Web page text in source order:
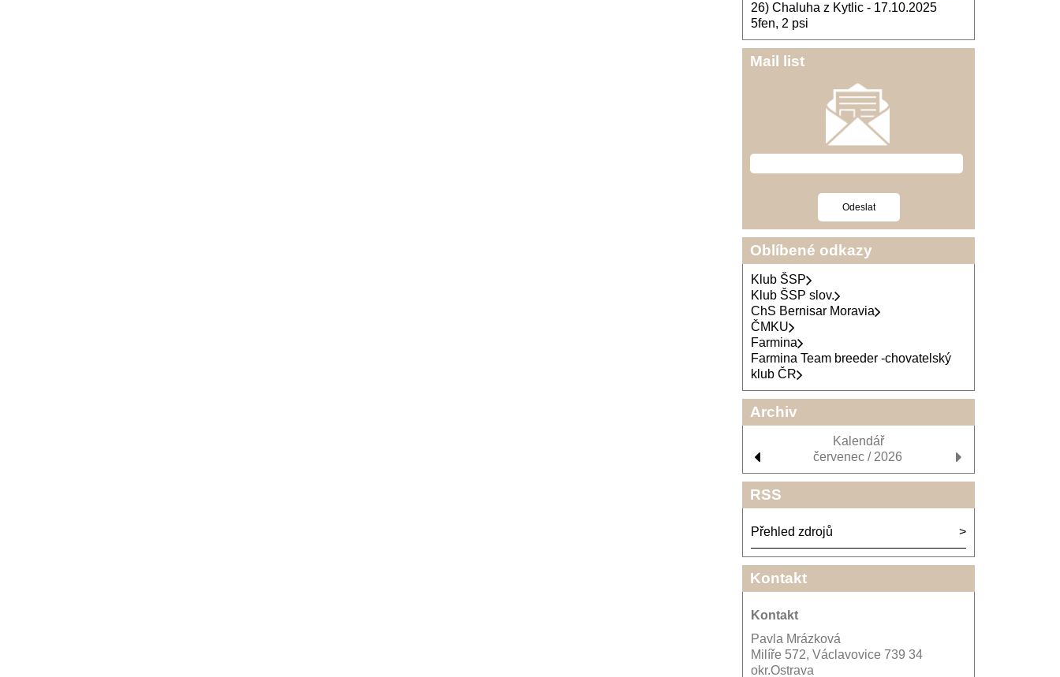
26) Chaluha z Kytlic - 17.10.2025
5fen, 2 psi
Mail list
Oblíbené odkazy
Klub ŠSP
Klub ŠSP slov.
ChS Bernisar Moravia
ČMKU
Farmina
Farmina Team breeder -chovatelský
klub ČR
Archiv
Kalendář
červenec / 2026
RSS
Přehled zdrojů
Kontakt
Kontakt
Pavla Mrázková
Milíře 572, Václavovice 739 34
okr.Ostrava